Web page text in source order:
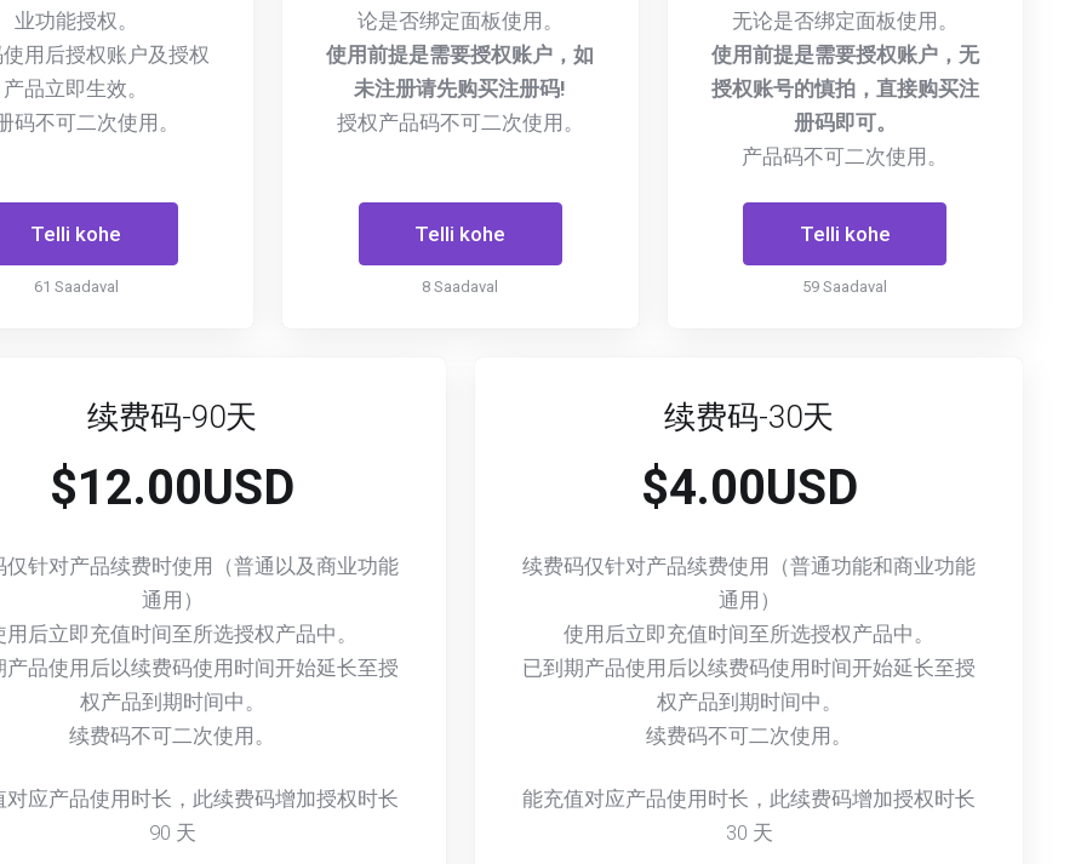
业功能授权。
用后授权账户及授权
产品立即生效。
码不可二次使用。
Telli kohe
61 Saadaval
论是否绑定面板使用。
使用前提是需要授权账户，如
未注册请先购买注册码!
授权产品码不可二次使用。
Telli kohe
8 Saadaval
无论是否绑定面板使用。
使用前提是需要授权账户，无
授权账号的慎拍，直接购买注
册码即可。
产品码不可二次使用。
Telli kohe
59 Saadaval
续费码-90天
$12.00USD
对应产品使用时长，此续费码增加授权时长
90 天
仅针对产品续费时使用（普通以及商业功能
通用）
用后立即充值时间至所选授权产品中。
产品使用后以续费码使用时间开始延长至授
权产品到期时间中。
续费码不可二次使用。
续费码-30天
$4.00USD
能充值对应产品使用时长，此续费码增加授权时长
30 天
续费码仅针对产品续费使用（普通功能和商业功能
通用）
使用后立即充值时间至所选授权产品中。
已到期产品使用后以续费码使用时间开始延长至授
权产品到期时间中。
续费码不可二次使用。